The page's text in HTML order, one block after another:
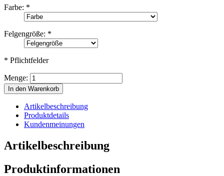
Farbe: *
Felgengröße: *
* Pflichtfelder
Menge:
In den Warenkorb
Artikelbeschreibung
Produktdetails
Kundenmeinungen
Artikelbeschreibung
Produktinformationen